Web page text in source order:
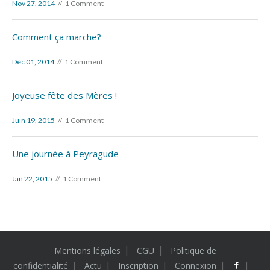
hl=fr
Nov 27, 2014 1 Comment
Comment ça marche?
Déc 01, 2014 1 Comment
Joyeuse fête des Mères !
Juin 19, 2015 1 Comment
Une journée à Peyragude
Jan 22, 2015 1 Comment
Mentions légales CGU
Politique de
confidentialité
Actu Inscription Connexion